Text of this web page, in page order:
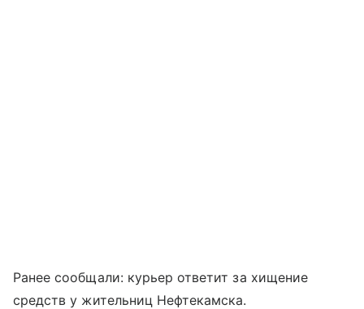
Ранее сообщали: курьер ответит за хищение
средств у жительниц Нефтекамска.